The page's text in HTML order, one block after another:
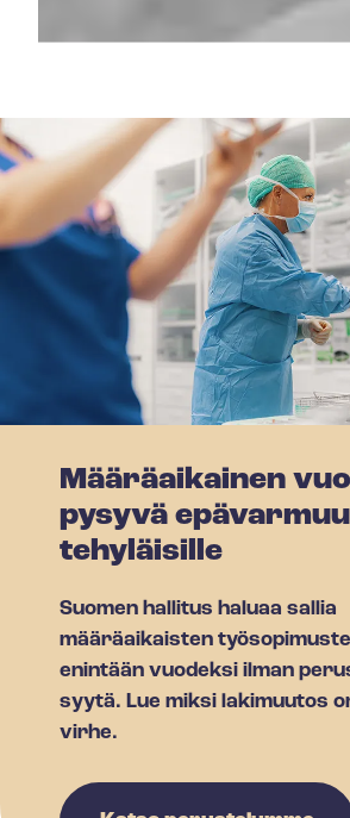
Määräaikainen
pysyvä
tehyläisille
Suomen hallitus haluaa sallia
määräaikaisten
enintään vuodeksi ilman
syytä. Lue miksi lakimuutos
virhe.